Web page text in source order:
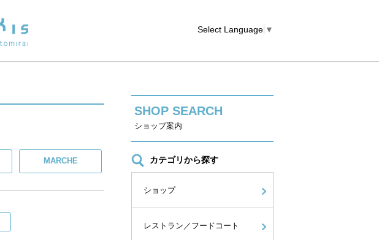
Select Language ▼
MARCHE
SHOP SEARCH
ショップ案内
カテゴリから探す
ショップ
レストラン／フードコート